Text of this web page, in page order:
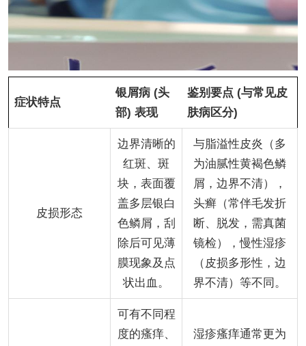
症状特点
银屑病 (头
部) 表现
鉴别要点 (与常见皮
肤病区分)
皮损形态
边界清晰的
红斑、斑
块，表面覆
盖多层银白
色鳞屑，刮
除后可见薄
膜现象及点
状出血。
与脂溢性皮炎（多
为油腻性黄褐色鳞
屑，边界不清），
头癣（常伴毛发折
断、脱发，需真菌
镜检），慢性湿疹
（皮损多形性，边
界不清）等不同。
可有不同程
度的瘙痒、
湿疹瘙痒通常更为